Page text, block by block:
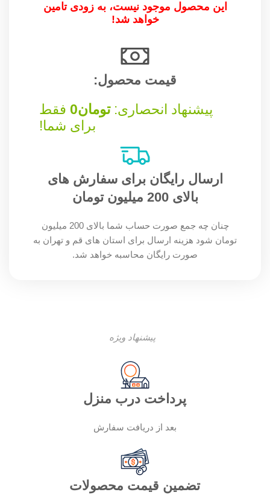
این محصول موجود نیست، به زودی تامین
خواهد شد!
قیمت محصول:​
پیشنهاد انحصاری:تومان0 فقط
برای شما!
ارسال رایگان برای سفارش های
بالای 200 میلیون تومان
چنان چه جمع صورت حساب شما بالای 200 میلیون
تومان شود هزینه ارسال برای استان های قم و تهران به
صورت رایگان محاسبه خواهد شد.
پیشنهاد ویژه
پرداخت درب منزل
بعد از دریافت سفارش
تضمین قیمت محصولات